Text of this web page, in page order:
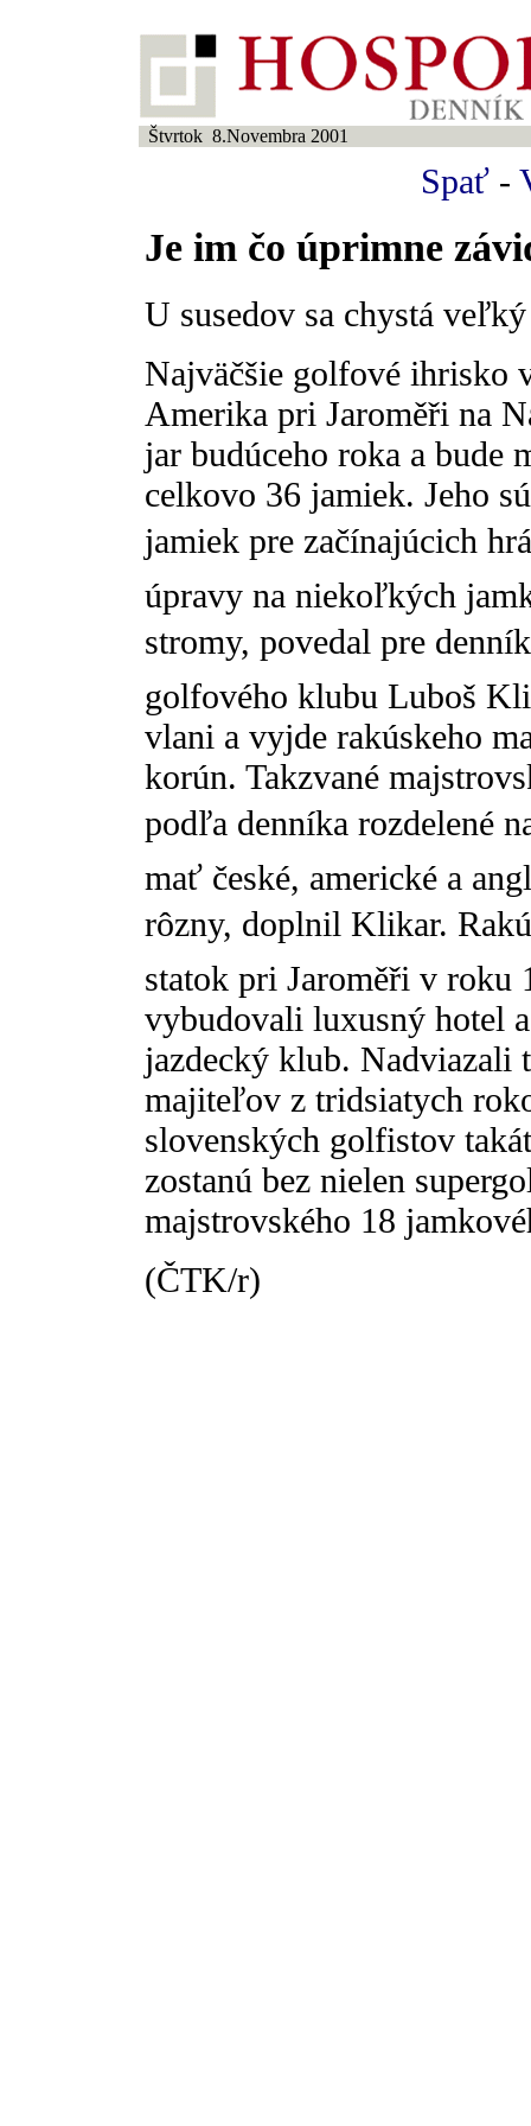
Štvrtok 8.Novembra 2001
Spať -
Je im čo úprimne
U susedov sa chystá
Najväčšie golfové ihrisko
Amerika pri Jaroměři na
jar budúceho roka a bude
celkovo 36 jamiek. Jeho
jamiek pre začínajúcich
úpravy na niekoľkých
stromy, povedal pre
golfového klubu Luboš
vlani a vyjde rakúskeho
korún. Takzvané
podľa denníka rozdelené
mať české, americké a
rôzny, doplnil Klikar.
statok pri Jaroměři v roku
vybudovali luxusný hotel
jazdecký klub. Nadviazali
majiteľov z tridsiatych
slovenských golfistov
zostanú bez nielen
majstrovského 18
(ČTK/r)